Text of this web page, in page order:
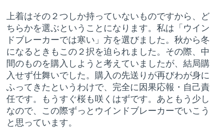
上着はその２つしか持っていないものですから、ど
ちらかを選ぶということになります。私は「ウイン
ドブレーカーでは寒い」方を選びました。秋から冬
になるときもこの２択を迫られました。その際、中
間のものを購入しようと考えていましたが、結局購
入せず仕舞いでした。購入の先送りが再びわが身に
ふってきたというわけで、完全に因果応報・自己責
任です。もうすぐ桜も咲くはずです。あともう少し
なので、この際ずっとウインドブレーカーでいこう
と思っています。